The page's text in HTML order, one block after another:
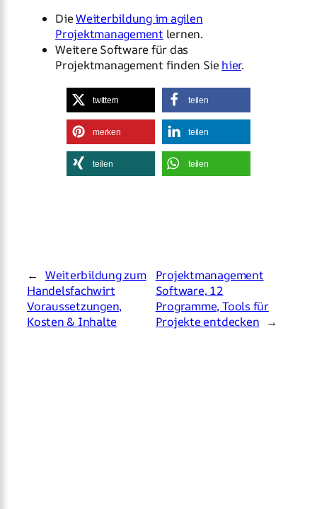
DieWeiterbildung im agilen
Projektmanagement lernen.
Weitere Software für das
Projektmanagement finden Sie hier.
twittern teilen
merken teilen
teilen teilen
← Weiterbildung zum
Handelsfachwirt
Voraussetzungen,
Kosten & Inhalte
Projektmanagement
Software, 12
Programme, Tools für
Projekte entdecken →